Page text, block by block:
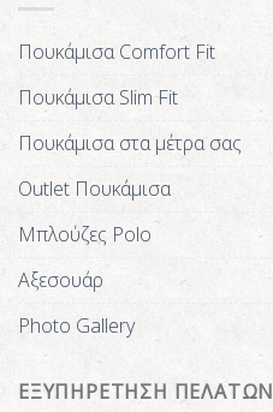
Πουκάμισα Comfort Fit
Πουκάμισα Slim Fit
Πουκάμισα στα μέτρα σας
Outlet Πουκάμισα
Μπλούζες Polo
Αξεσουάρ
Photo Gallery
ΕΞΥΠΗΡΕΤΗΣΗ ΠΕΛΑΤΩΝ